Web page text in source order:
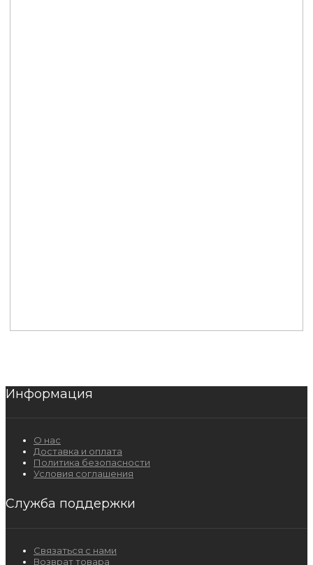
Информация
О нас
Доставка и оплата
Политика безопасности
Условия соглашения
Служба поддержки
Связаться с нами
Возврат товара